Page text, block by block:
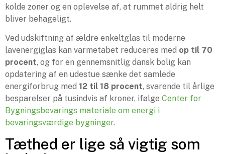
kolde zoner og en oplevelse af, at rummet aldrig helt
bliver behageligt.
Ved udskiftning af ældre enkeltglas til moderne
lavenergiglas kan varmetabet reduceres med op til 70
procent, og for en gennemsnitlig dansk bolig kan
opdatering af en udestue sænke det samlede
energiforbrug med 12 til 18 procent, svarende til årlige
besparelser på tusindvis af kroner, ifølge Center for
Bygningsbevarings materiale om energi i
bevaringsværdige bygninger.
Tæthed er lige så vigtig som